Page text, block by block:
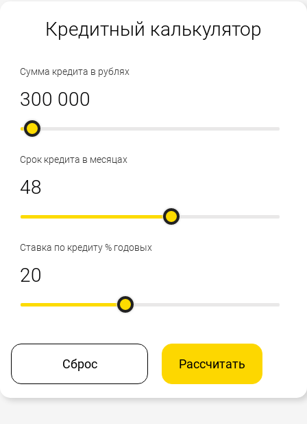
Кредитный калькулятор
Сумма кредита в рублях
Срок кредита в месяцах
Ставка по кредиту % годовых
Сброс Рассчитать